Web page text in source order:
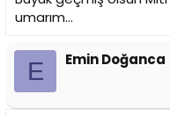
umarım...
E Emin Doğanca